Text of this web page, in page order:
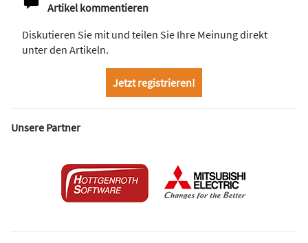
Artikel kommentieren
Diskutieren Sie mit und teilen Sie Ihre Meinung direkt
unter den Artikeln.
Jetzt registrieren!
Unsere Partner